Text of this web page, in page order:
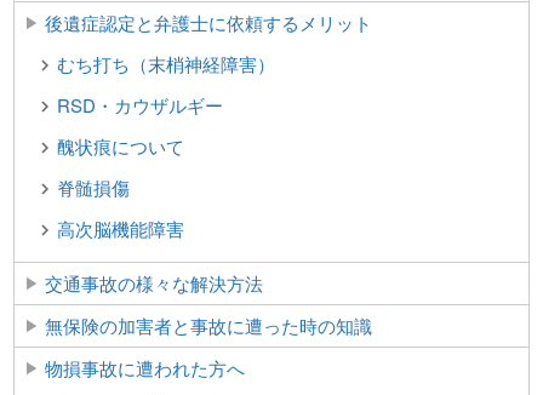
後遺症認定と弁護士に依頼するメリット
むち打ち（末梢神経障害）
RSD・カウザルギー
醜状痕について
脊髄損傷
高次脳機能障害
交通事故の様々な解決方法
無保険の加害者と事故に遭った時の知識
物損事故に遭われた方へ